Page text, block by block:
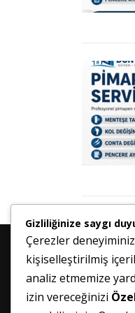
Gizliliğinize saygı
Çerezler
kişiselleştirilmiş
analiz etmemize
izin vereceğinizi